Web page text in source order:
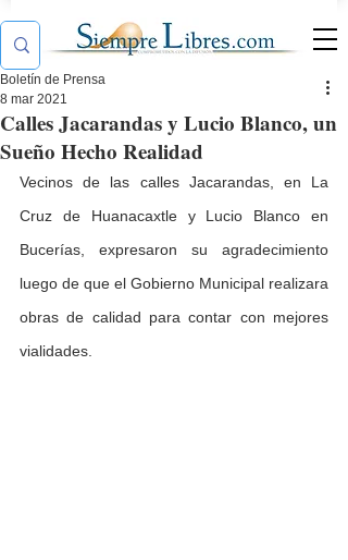
Calles Jacarandas y Lucio Blanco, un
Sueño Hecho Realidad
Boletín de Prensa
8 mar 2021
Vecinos de las calles Jacarandas, en La
Cruz de Huanacaxtle y Lucio Blanco en
Bucerías, expresaron su agradecimiento
luego de que el Gobierno Municipal realizara
obras de calidad para contar con mejores
vialidades.